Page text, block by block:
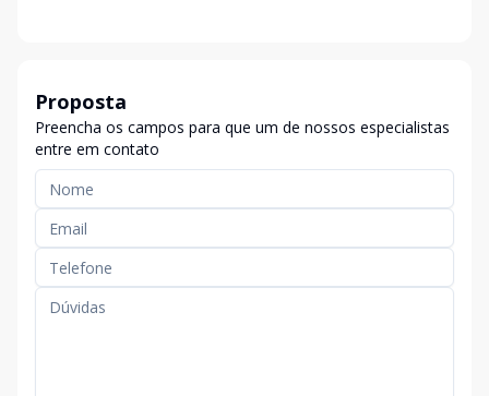
Proposta
Preencha os campos para que um de nossos especialistas
entre em contato